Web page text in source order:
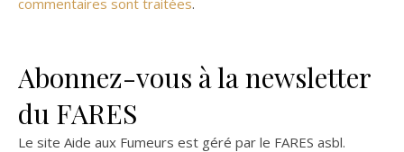
Abonnez-vous à la newsletter
du FARES
Le site Aide aux Fumeurs est géré par le FARES asbl.